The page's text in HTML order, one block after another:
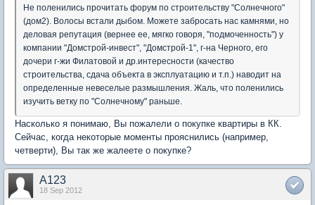
Не поленились прочитать форум по строительству "Солнечного"
(дом2). Волосы встали дыбом. Можете забросать нас камнями, но
деловая репутация (вернее ее, мягко говоря, "подмоченность") у
компании "Домстрой-инвест", "Домстрой-1", г-на Черного, его
дочери г-жи Филатовой и др.интересности (качество
строительства, сдача объекта в эксплуатацию и т.п.) наводит на
определенные невеселые размышления. Жаль, что поленились
изучить ветку по "Солнечному" раньше.
Насколько я понимаю, Вы пожалели о покупке квартиры в КК.
Сейчас, когда некоторые моменты прояснились (например,
четверти), Вы так же жалеете о покупке?
A123
18 Sep 2012